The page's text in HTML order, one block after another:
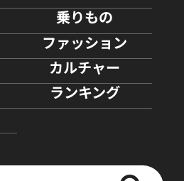
乗りもの
ファッション
カルチャー
ランキング